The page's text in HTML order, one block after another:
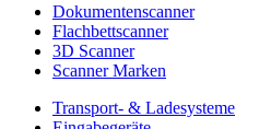
Dokumentenscanner
Flachbettscanner
3D Scanner
Scanner Marken
Transport- & Ladesysteme